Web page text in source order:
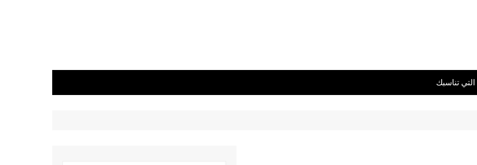
التي تناسبك